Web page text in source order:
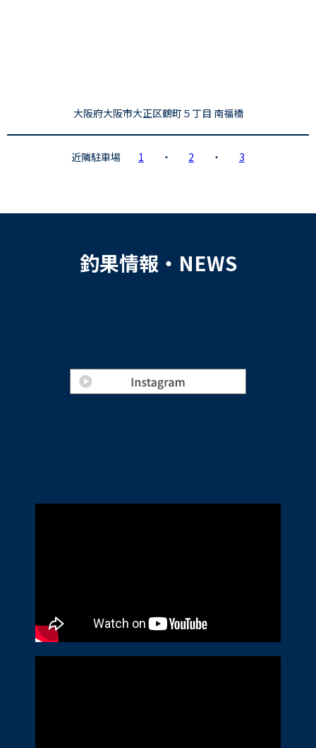
大阪府大阪市大正区鶴町５丁目 南福橋
近隣駐車場 1 ・ 2 ・ 3
釣果情報・NEWS